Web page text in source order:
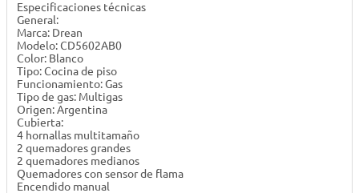
Especificaciones técnicas
General:
Marca: Drean
Modelo: CD5602AB0
Color: Blanco
Tipo: Cocina de piso
Funcionamiento: Gas
Tipo de gas: Multigas
Origen: Argentina
Cubierta:
4 hornallas multitamaño
2 quemadores grandes
2 quemadores medianos
Quemadores con sensor de flama
Encendido manual